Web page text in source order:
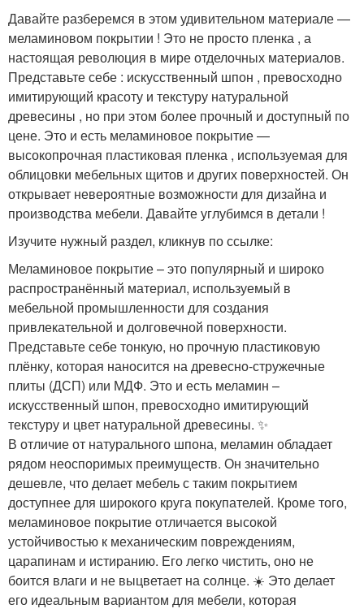
Давайте разберемся в этом удивительном материале —
меламиновом покрытии ! Это не просто пленка , а
настоящая революция в мире отделочных материалов.
Представьте себе : искусственный шпон , превосходно
имитирующий красоту и текстуру натуральной
древесины , но при этом более прочный и доступный по
цене. Это и есть меламиновое покрытие —
высокопрочная пластиковая пленка , используемая для
облицовки мебельных щитов и других поверхностей. Он
открывает невероятные возможности для дизайна и
производства мебели. Давайте углубимся в детали !
Изучите нужный раздел, кликнув по ссылке:
Меламиновое покрытие – это популярный и широко
распространённый материал, используемый в
мебельной промышленности для создания
привлекательной и долговечной поверхности.
Представьте себе тонкую, но прочную пластиковую
плёнку, которая наносится на древесно-стружечные
плиты (ДСП) или МДФ. Это и есть меламин –
искусственный шпон, превосходно имитирующий
текстуру и цвет натуральной древесины. ✨
В отличие от натурального шпона, меламин обладает
рядом неоспоримых преимуществ. Он значительно
дешевле, что делает мебель с таким покрытием
доступнее для широкого круга покупателей. Кроме того,
меламиновое покрытие отличается высокой
устойчивостью к механическим повреждениям,
царапинам и истиранию. Его легко чистить, оно не
боится влаги и не выцветает на солнце. ☀️ Это делает
его идеальным вариантом для мебели, которая